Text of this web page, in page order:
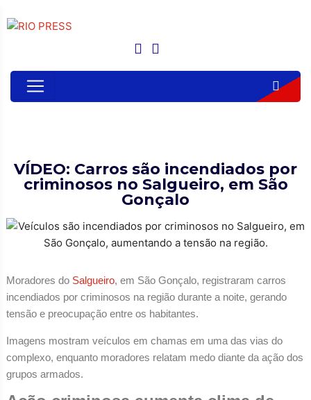
VÍDEO: Carros são incendiados por
criminosos no Salgueiro, em São
Gonçalo
Moradores do Salgueiro, em São Gonçalo, registraram carros
incendiados por criminosos na região durante a noite, gerando
tensão e preocupação entre os habitantes.
Imagens mostram veículos em chamas em uma das vias do
complexo, enquanto moradores relatam medo diante da ação dos
grupos armados.